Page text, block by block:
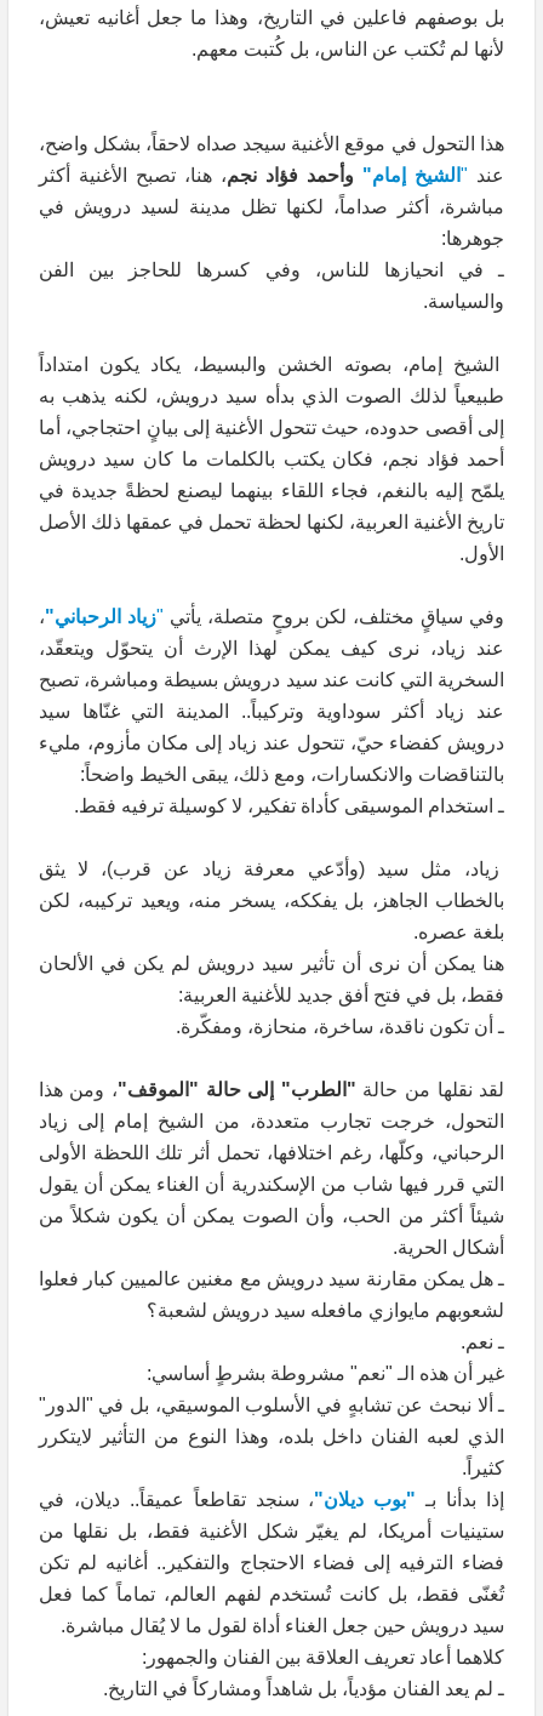
بل بوصفهم فاعلين في التاريخ، وهذا ما جعل أغانيه تعيش،
لأنها لم تُكتب عن الناس، بل كُتبت معهم.
هذا التحول في موقع الأغنية سيجد صداه لاحقاً، بشكل واضح،
عند "الشيخ إمام" وأحمد فؤاد نجم، هنا، تصبح الأغنية أكثر
مباشرة، أكثر صداماً، لكنها تظل مدينة لسيد درويش في
جوهرها:
ـ في انحيازها للناس، وفي كسرها للحاجز بين الفن
والسياسة.
الشيخ إمام، بصوته الخشن والبسيط، يكاد يكون امتداداً
طبيعياً لذلك الصوت الذي بدأه سيد درويش، لكنه يذهب به
إلى أقصى حدوده، حيث تتحول الأغنية إلى بيانٍ احتجاجي، أما
أحمد فؤاد نجم، فكان يكتب بالكلمات ما كان سيد درويش
يلمّح إليه بالنغم، فجاء اللقاء بينهما ليصنع لحظةً جديدة في
تاريخ الأغنية العربية، لكنها لحظة تحمل في عمقها ذلك الأصل
الأول.
وفي سياقٍ مختلف، لكن بروحٍ متصلة، يأتي "زياد الرحباني"،
عند زياد، نرى كيف يمكن لهذا الإرث أن يتحوّل ويتعقّد،
السخرية التي كانت عند سيد درويش بسيطة ومباشرة، تصبح
عند زياد أكثر سوداوية وتركيباً.. المدينة التي غنّاها سيد
درويش كفضاء حيّ، تتحول عند زياد إلى مكان مأزوم، مليء
بالتناقضات والانكسارات، ومع ذلك، يبقى الخيط واضحاً:
ـ استخدام الموسيقى كأداة تفكير، لا كوسيلة ترفيه فقط.
زياد، مثل سيد (وأدّعي معرفة زياد عن قرب)، لا يثق
بالخطاب الجاهز، بل يفككه، يسخر منه، ويعيد تركيبه، لكن
بلغة عصره.
هنا يمكن أن نرى أن تأثير سيد درويش لم يكن في الألحان
فقط، بل في فتح أفق جديد للأغنية العربية:
ـ أن تكون ناقدة، ساخرة، منحازة، ومفكّرة.
لقد نقلها من حالة "الطرب" إلى حالة "الموقف"، ومن هذا
التحول، خرجت تجارب متعددة، من الشيخ إمام إلى زياد
الرحباني، وكلّها، رغم اختلافها، تحمل أثر تلك اللحظة الأولى
التي قرر فيها شاب من الإسكندرية أن الغناء يمكن أن يقول
شيئاً أكثر من الحب، وأن الصوت يمكن أن يكون شكلاً من
أشكال الحرية.
ـ هل يمكن مقارنة سيد درويش مع مغنين عالميين كبار فعلوا
لشعوبهم مايوازي مافعله سيد درويش لشعبة؟
ـ نعم.
غير أن هذه الـ "نعم" مشروطة بشرطٍ أساسي:
ـ ألا نبحث عن تشابهٍ في الأسلوب الموسيقي، بل في "الدور"
الذي لعبه الفنان داخل بلده، وهذا النوع من التأثير لايتكرر
كثيراً.
إذا بدأنا بـ "بوب ديلان"، سنجد تقاطعاً عميقاً.. ديلان، في
ستينيات أمريكا، لم يغيّر شكل الأغنية فقط، بل نقلها من
فضاء الترفيه إلى فضاء الاحتجاج والتفكير.. أغانيه لم تكن
تُغنّى فقط، بل كانت تُستخدم لفهم العالم، تماماً كما فعل
سيد درويش حين جعل الغناء أداة لقول ما لا يُقال مباشرة.
كلاهما أعاد تعريف العلاقة بين الفنان والجمهور:
ـ لم يعد الفنان مؤدياً، بل شاهداً ومشاركاً في التاريخ.